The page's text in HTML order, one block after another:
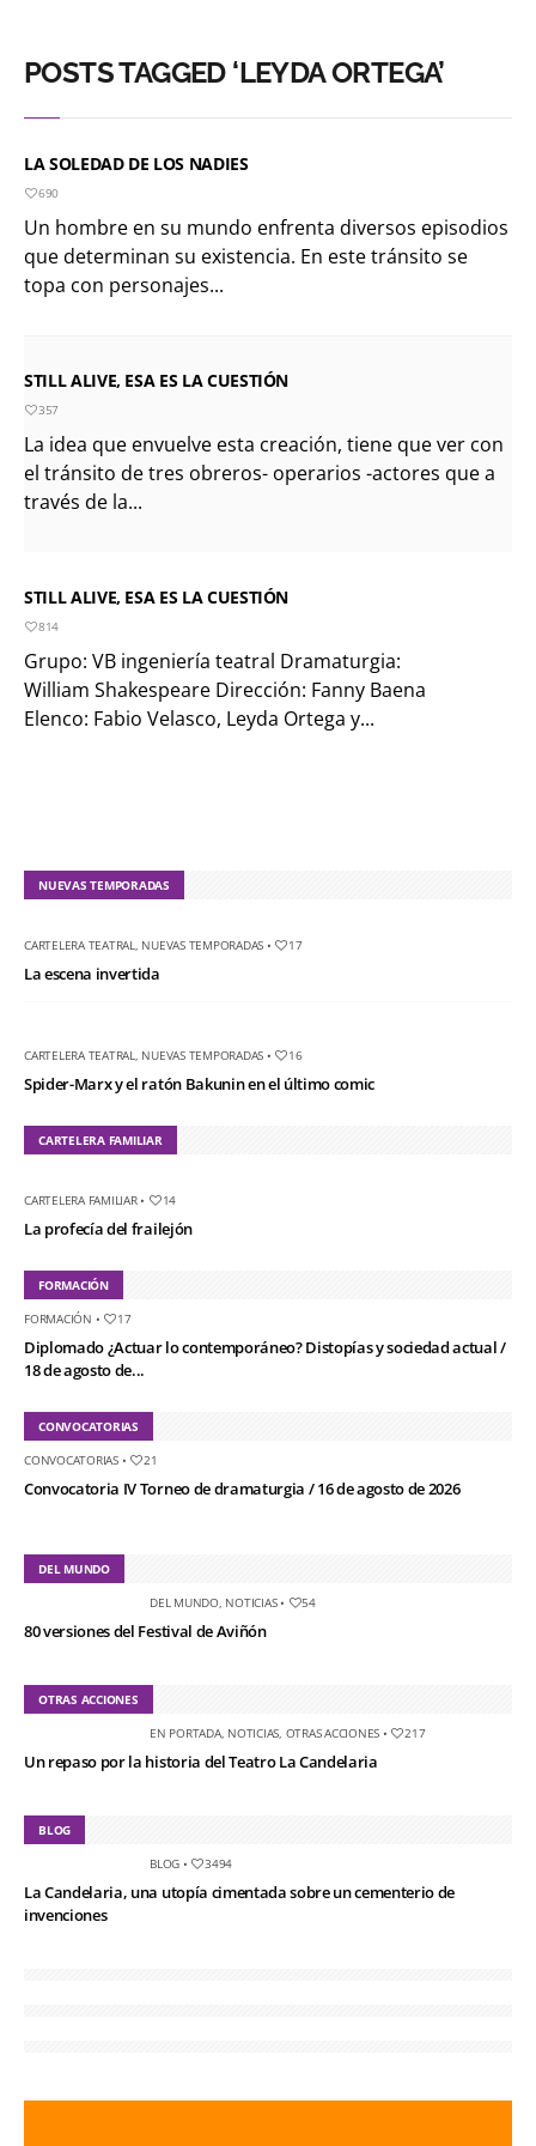
POSTS TAGGED ‘LEYDA ORTEGA’
LA SOLEDAD DE LOS NADIES
690
Un hombre en su mundo enfrenta diversos episodios
que determinan su existencia. En este tránsito se
topa con personajes...
STILL ALIVE, ESA ES LA CUESTIÓN
357
La idea que envuelve esta creación, tiene que ver con
el tránsito de tres obreros- operarios -actores que a
través de la...
STILL ALIVE, ESA ES LA CUESTIÓN
814
Grupo: VB ingeniería teatral Dramaturgia:
William Shakespeare Dirección: Fanny Baena
Elenco: Fabio Velasco, Leyda Ortega y...
NUEVAS TEMPORADAS
CARTELERA TEATRAL NUEVAS TEMPORADAS • 17
La escena invertida
CARTELERA TEATRAL NUEVAS TEMPORADAS • 16
Spider-Marx y el ratón Bakunin en el último comic
CARTELERA FAMILIAR
CARTELERA FAMILIAR• 14
La profecía del frailejón
FORMACIÓN
FORMACIÓN • 17
Diplomado ¿Actuar lo contemporáneo? Distopías y sociedad actual /
18 de agosto de...
CONVOCATORIAS
CONVOCATORIAS• 21
Convocatoria IV Torneo de dramaturgia / 16 de agosto de 2026
DEL MUNDO
DEL MUNDO, NOTICIAS• 54
80 versiones del Festival de Aviñón
OTRAS ACCIONES
EN PORTADA, NOTICIAS OTRAS ACCIONES • 217
Un repaso por la historia del Teatro La Candelaria
BLOG
BLOG • 3494
La Candelaria, una utopía cimentada sobre un cementerio de
invenciones